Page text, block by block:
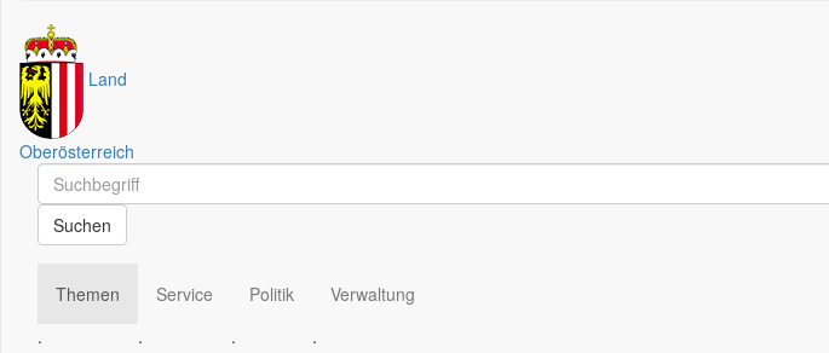
Land
Oberösterreich
Schnellsuche
Schnellsuche
Suchen
Themen
.
Service
.
Politik
.
Verwaltung
.